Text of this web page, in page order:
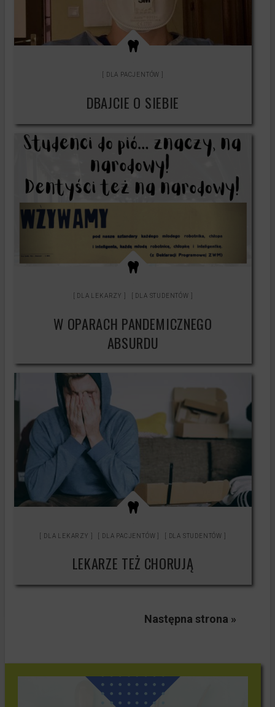
DLA PACJENTÓW
DBAJCIE O SIEBIE
DLA LEKARZY DLA STUDENTÓW
W OPARACH PANDEMICZNEGO
ABSURDU
DLA LEKARZY DLA PACJENTÓW DLA STUDENTÓW
LEKARZE TEŻ CHORUJĄ
Następna strona »